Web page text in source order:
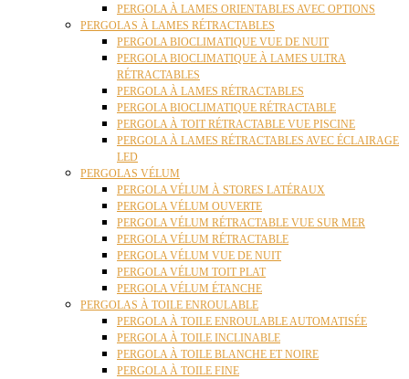
PERGOLA À LAMES ORIENTABLES AVEC OPTIONS
PERGOLAS À LAMES RÉTRACTABLES
PERGOLA BIOCLIMATIQUE VUE DE NUIT
PERGOLA BIOCLIMATIQUE À LAMES ULTRA
RÉTRACTABLES
PERGOLA À LAMES RÉTRACTABLES
PERGOLA BIOCLIMATIQUE RÉTRACTABLE
PERGOLA À TOIT RÉTRACTABLE VUE PISCINE
PERGOLA À LAMES RÉTRACTABLES AVEC ÉCLAIRAGE
LED
PERGOLAS VÉLUM
PERGOLA VÉLUM À STORES LATÉRAUX
PERGOLA VÉLUM OUVERTE
PERGOLA VÉLUM RÉTRACTABLE VUE SUR MER
PERGOLA VÉLUM RÉTRACTABLE
PERGOLA VÉLUM VUE DE NUIT
PERGOLA VÉLUM TOIT PLAT
PERGOLA VÉLUM ÉTANCHE
PERGOLAS À TOILE ENROULABLE
PERGOLA À TOILE ENROULABLE AUTOMATISÉE
PERGOLA À TOILE INCLINABLE
PERGOLA À TOILE BLANCHE ET NOIRE
PERGOLA À TOILE FINE